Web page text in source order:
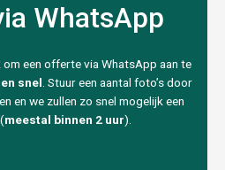
WhatsApp
een offerte via WhatsApp aan te
snel . Stuur een aantal foto’s door
en we zullen zo snel mogelijk een
meestal binnen 2 uur).